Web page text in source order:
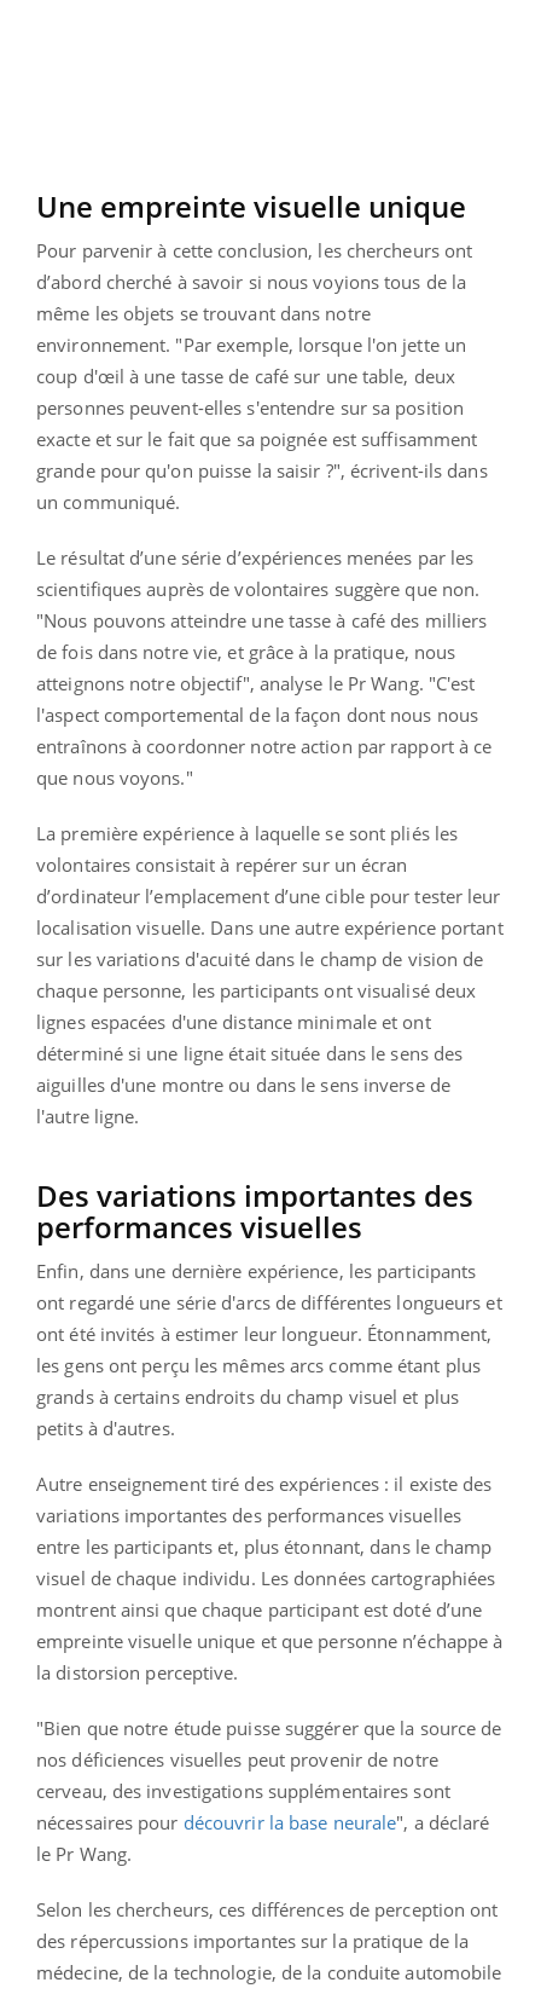
Une empreinte visuelle unique
Pour parvenir à cette conclusion, les chercheurs ont
d’abord cherché à savoir si nous voyions tous de la
même les objets se trouvant dans notre
environnement. "Par exemple, lorsque l'on jette un
coup d'œil à une tasse de café sur une table, deux
personnes peuvent-elles s'entendre sur sa position
exacte et sur le fait que sa poignée est suffisamment
grande pour qu'on puisse la saisir ?", écrivent-ils dans
un communiqué.
Le résultat d’une série d’expériences menées par les
scientifiques auprès de volontaires suggère que non.
"Nous pouvons atteindre une tasse à café des milliers
de fois dans notre vie, et grâce à la pratique, nous
atteignons notre objectif", analyse le Pr Wang. "C'est
l'aspect comportemental de la façon dont nous nous
entraînons à coordonner notre action par rapport à ce
que nous voyons."
La première expérience à laquelle se sont pliés les
volontaires consistait à repérer sur un écran
d’ordinateur l’emplacement d’une cible pour tester leur
localisation visuelle. Dans une autre expérience portant
sur les variations d'acuité dans le champ de vision de
chaque personne, les participants ont visualisé deux
lignes espacées d'une distance minimale et ont
déterminé si une ligne était située dans le sens des
aiguilles d'une montre ou dans le sens inverse de
l'autre ligne.
Des variations importantes des
performances visuelles
Enfin, dans une dernière expérience, les participants
ont regardé une série d'arcs de différentes longueurs et
ont été invités à estimer leur longueur. Étonnamment,
les gens ont perçu les mêmes arcs comme étant plus
grands à certains endroits du champ visuel et plus
petits à d'autres.
Autre enseignement tiré des expériences : il existe des
variations importantes des performances visuelles
entre les participants et, plus étonnant, dans le champ
visuel de chaque individu. Les données cartographiées
montrent ainsi que chaque participant est doté d’une
empreinte visuelle unique et que personne n’échappe à
la distorsion perceptive.
"Bien que notre étude puisse suggérer que la source de
nos déficiences visuelles peut provenir de notre
cerveau, des investigations supplémentaires sont
nécessaires pour découvrir la base neurale", a déclaré
le Pr Wang.
Selon les chercheurs, ces différences de perception ont
des répercussions importantes sur la pratique de la
médecine, de la technologie, de la conduite automobile